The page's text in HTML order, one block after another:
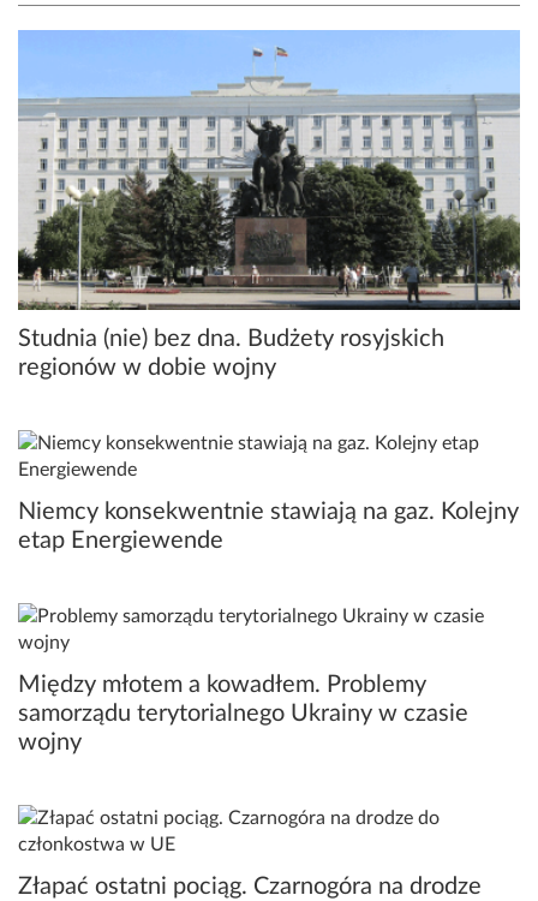
Studnia (nie) bez dna. Budżety rosyjskich
regionów w dobie wojny
Niemcy konsekwentnie stawiają na gaz. Kolejny
etap Energiewende
Między młotem a kowadłem. Problemy
samorządu terytorialnego Ukrainy w czasie
wojny
Złapać ostatni pociąg. Czarnogóra na drodze